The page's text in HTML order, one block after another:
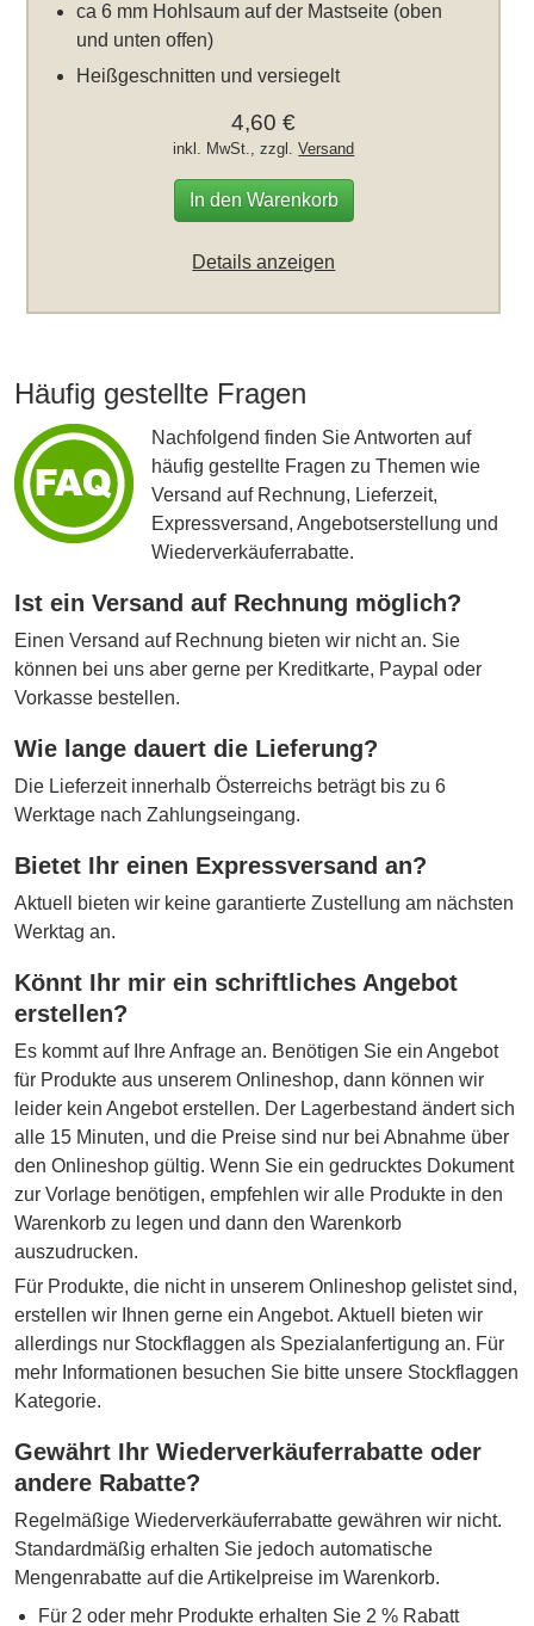
ca 6 mm Hohlsaum auf der Mastseite (oben
und unten offen)
Heißgeschnitten und versiegelt
4,60 €
inkl. MwSt., zzgl.Versand
In den Warenkorb
Details anzeigen
Häufig gestellte Fragen
Nachfolgend finden Sie Antworten auf
häufig gestellte Fragen zu Themen wie
Versand auf Rechnung, Lieferzeit,
Expressversand, Angebotserstellung und
Wiederverkäuferrabatte.
Ist ein Versand auf Rechnung möglich?
Einen Versand auf Rechnung bieten wir nicht an. Sie
können bei uns aber gerne per Kreditkarte, Paypal oder
Vorkasse bestellen.
Wie lange dauert die Lieferung?
Die Lieferzeit innerhalb Österreichs beträgt bis zu 6
Werktage nach Zahlungseingang.
Bietet Ihr einen Expressversand an?
Aktuell bieten wir keine garantierte Zustellung am nächsten
Werktag an.
Könnt Ihr mir ein schriftliches Angebot
erstellen?
Es kommt auf Ihre Anfrage an. Benötigen Sie ein Angebot
für Produkte aus unserem Onlineshop, dann können wir
leider kein Angebot erstellen. Der Lagerbestand ändert sich
alle 15 Minuten, und die Preise sind nur bei Abnahme über
den Onlineshop gültig. Wenn Sie ein gedrucktes Dokument
zur Vorlage benötigen, empfehlen wir alle Produkte in den
Warenkorb zu legen und dann den Warenkorb
auszudrucken.
Für Produkte, die nicht in unserem Onlineshop gelistet sind,
erstellen wir Ihnen gerne ein Angebot. Aktuell bieten wir
allerdings nur Stockflaggen als Spezialanfertigung an. Für
mehr Informationen besuchen Sie bitte unsere Stockflaggen
Kategorie.
Gewährt Ihr Wiederverkäuferrabatte oder
andere Rabatte?
Regelmäßige Wiederverkäuferrabatte gewähren wir nicht.
Standardmäßig erhalten Sie jedoch automatische
Mengenrabatte auf die Artikelpreise im Warenkorb.
Für 2 oder mehr Produkte erhalten Sie 2 % Rabatt